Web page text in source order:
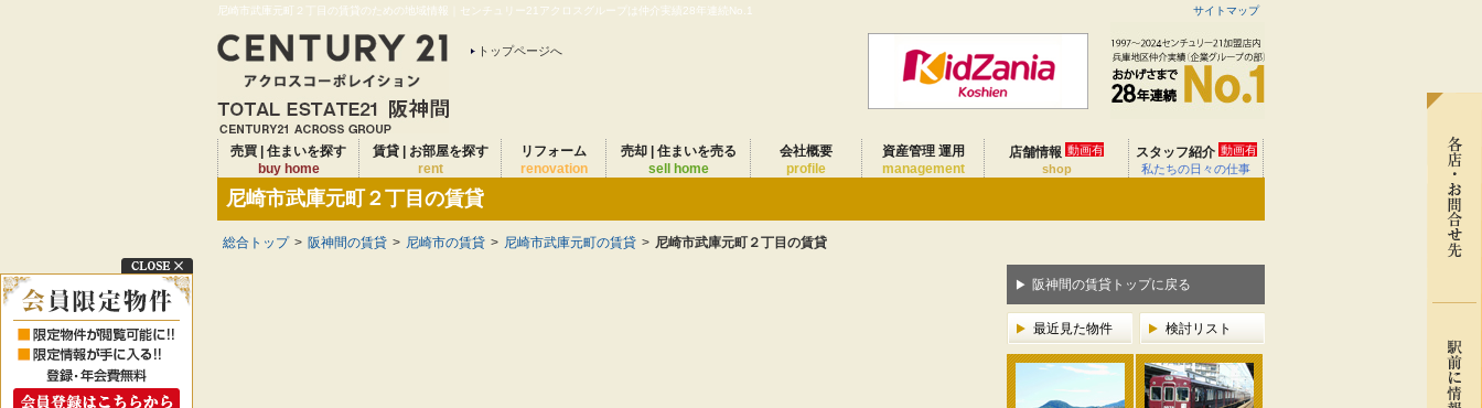
尼崎市武庫元町２丁目の賃貸のための地域情報｜センチュリー21アクロスグループは仲介実績28年連続No.1 サイトマップ
トップページへ
売買 | 住まいを探す
buy home
賃貸 | お部屋を探す
rent
リフォーム
renovation
売却 | 住まいを売る
sell home
会社概要
profile
資産管理 運用
management
店舗情報 動画有
shop
スタッフ紹介 動画有
私たちの日々の仕事
尼崎市武庫元町２丁目の賃貸
総合トップ > 阪神間の賃貸 > 尼崎市の賃貸 > 尼崎市武庫元町の賃貸 > 尼崎市武庫元町２丁目の賃貸
阪神間の賃貸トップに戻る
最近見た物件 検討リスト